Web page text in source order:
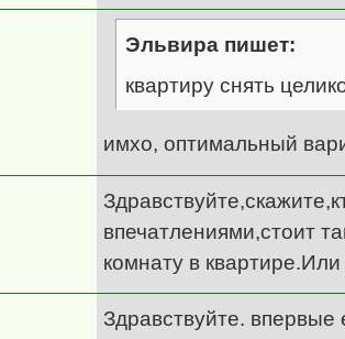
Эльвира пишет:
квартиру снять
имхо, оптимальный
впечатлениями,стоит
комнату в
Здравствуйте.